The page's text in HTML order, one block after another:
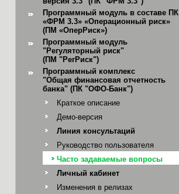
Программный модуль в составе ПК
«ФРМ 3.3» «Операционный риск»
(ПМ «ОперРиск»)
Программный модуль
"Регуляторный риск"
(ПМ "РегРиск")
Программный комплекс
"Общая финансовая отчетность
банка" (ПК "ОФО-Банк")
Краткое описание
Демо-версия
Линия консультаций
Руководство пользователя
Часто задаваемые вопросы
Личный кабинет
Изменения в релизах